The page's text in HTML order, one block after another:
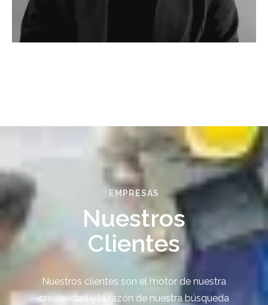
EMPRESAS
Nuestros
Clientes
Nuestros clientes son el motor de nuestra
creatividad y la razón de nuestra búsqueda